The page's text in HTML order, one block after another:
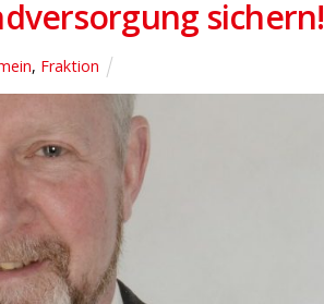
sichern!
, Fraktion